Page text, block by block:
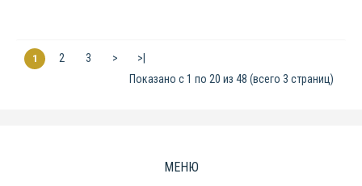
1 2 3 >
>|
Показано с 1 по 20 из 48 (всего 3 страниц)
МЕНЮ